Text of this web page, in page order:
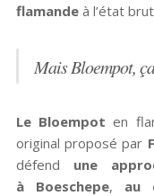
flamandeà l’état
Mais Bloempot,
Le Bloempot en
original proposé par
défend une
à Boeschepe, au